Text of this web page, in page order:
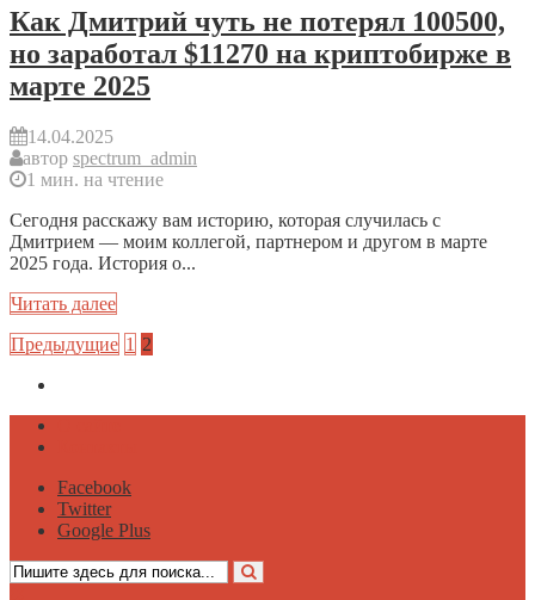
Как Дмитрий чуть не потерял 100500,
но заработал $11270 на криптобирже в
марте 2025
14.04.2025
автор spectrum_admin
1 мин. на чтение
Сегодня расскажу вам историю, которая случилась с
Дмитрием — моим коллегой, партнером и другом в марте
2025 года. История о...
Читать далее
Предыдущие 1 2
Facebook
Twitter
Google Plus